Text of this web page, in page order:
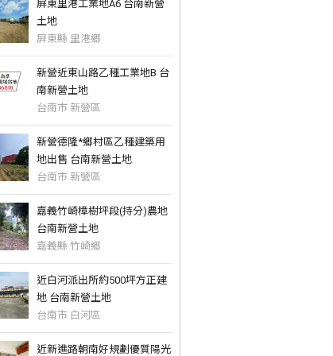
屏東里港工業地A6 台南新營
土地
屏東縣 里港鄉
新營近東山路乙種工業地B 台
南新營土地
台南市 新營區
新營德隆*鄉村區乙種建築用
地出售 台南新營土地
台南市 新營區
嘉義竹崎樟樹坪段(持分)農地
台南新營土地
嘉義縣 竹崎鄉
近白河派出所約500坪方正建
地 台南新營土地
台南市 白河區
近新進路朝南好規劃優質陽光